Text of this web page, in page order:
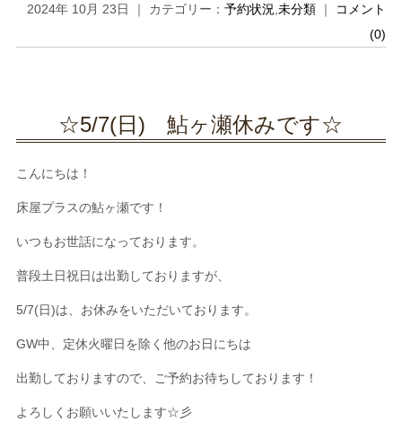
2024年 10月 23日 ｜ カテゴリー：予約状況 ,未分類 ｜ コメント
(0)
☆5/7(日) 鮎ヶ瀬休みです☆
こんにちは！
床屋プラスの鮎ヶ瀬です！
いつもお世話になっております。
普段土日祝日は出勤しておりますが、
5/7(日)は、お休みをいただいております。
GW中、定休火曜日を除く他のお日にちは
出勤しておりますので、ご予約お待ちしております！
よろしくお願いいたします☆彡